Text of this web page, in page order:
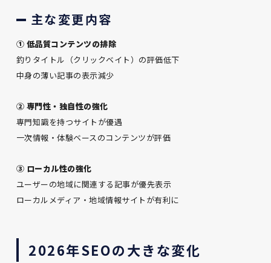
主な変更内容
① 低品質コンテンツの排除
釣りタイトル（クリックベイト）の評価低下
中身の薄い記事の表示減少
② 専門性・独自性の強化
専門知識を持つサイトが優遇
一次情報・体験ベースのコンテンツが評価
③ ローカル性の強化
ユーザーの地域に関連する記事が優先表示
ローカルメディア・地域情報サイトが有利に
2026年SEOの大きな変化